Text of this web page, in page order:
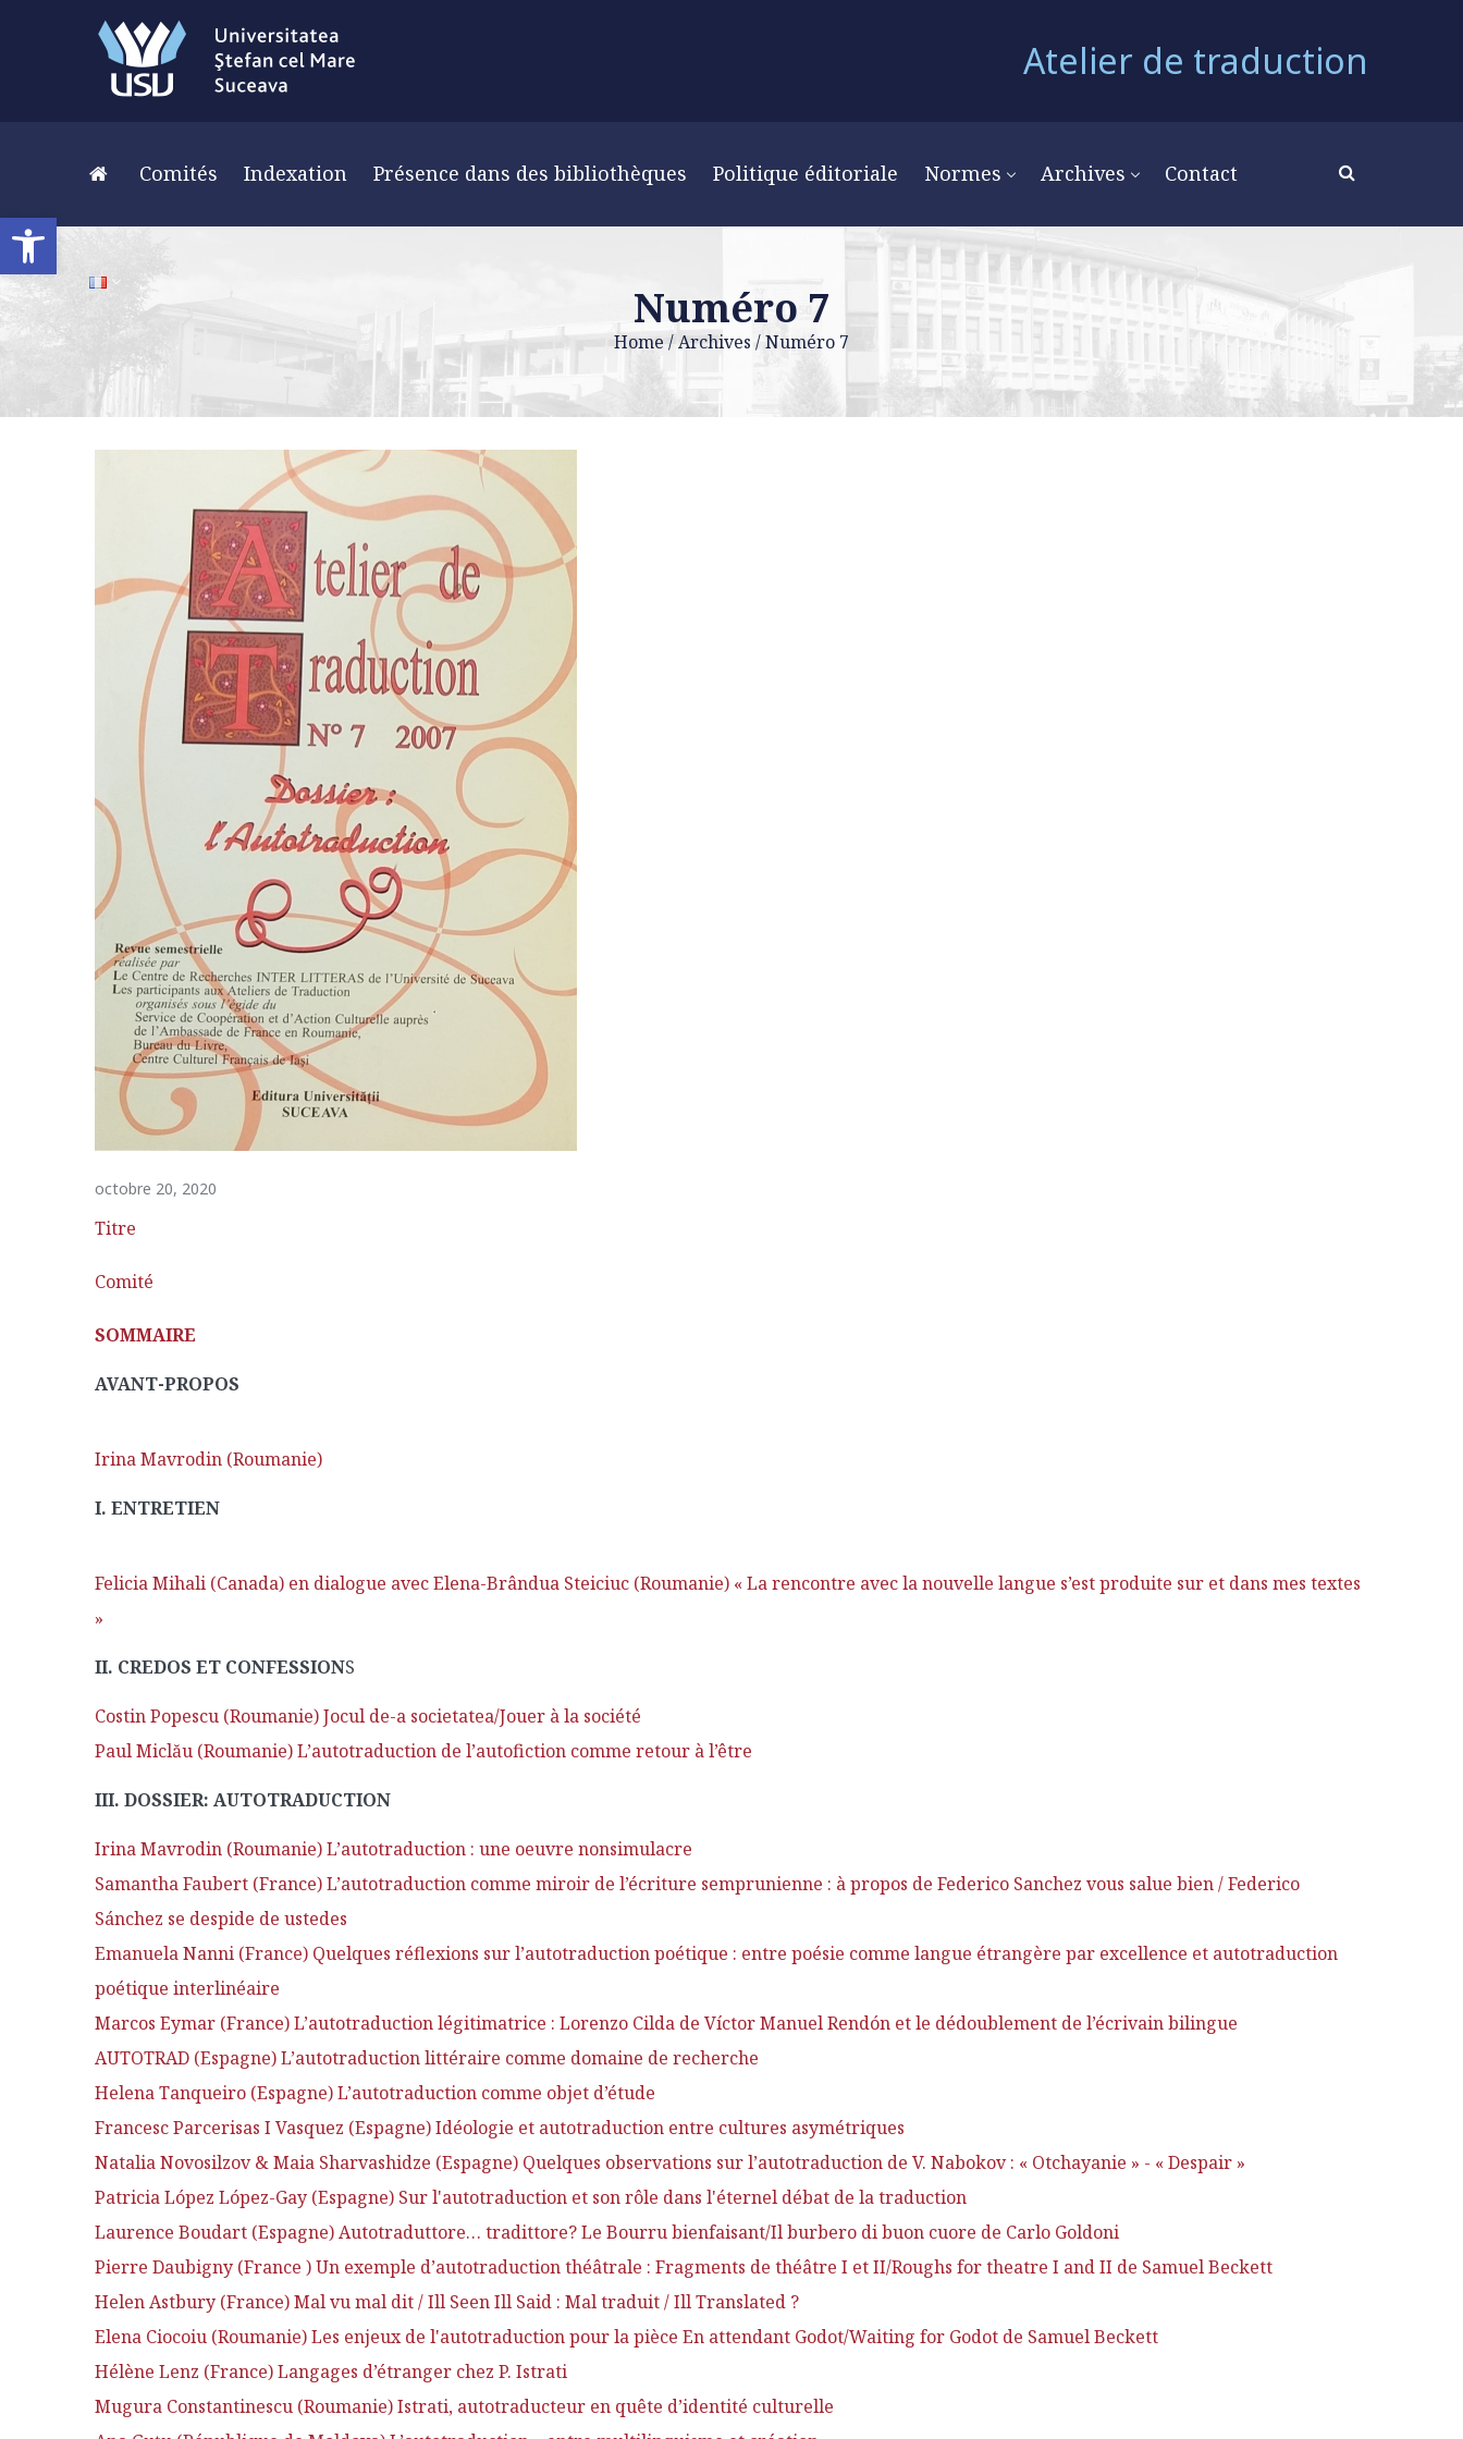
Ouvrir la barre d’outils
Atelier de traduction
Comités Indexation Présence dans des bibliothèques Politique éditoriale Normes Archives Contact
Numéro 7
Home /Archives /Numéro 7
octobre 20, 2020
Titre
Comité
SOMMAIRE
AVANT-PROPOS
Irina Mavrodin (Roumanie)
I. ENTRETIEN
Felicia Mihali (Canada) en dialogue avec Elena-Brândua Steiciuc (Roumanie) « La rencontre avec la nouvelle langue s’est produite sur et dans mes textes
»
II. CREDOS ET CONFESSIONS
Costin Popescu (Roumanie) Jocul de-a societatea/Jouer à la société
Paul Miclău (Roumanie) L’autotraduction de l’autofiction comme retour à l’être
III. DOSSIER: AUTOTRADUCTION
Irina Mavrodin (Roumanie) L’autotraduction : une oeuvre nonsimulacre
Samantha Faubert (France) L’autotraduction comme miroir de l’écriture semprunienne : à propos de Federico Sanchez vous salue bien / Federico
Sánchez se despide de ustedes
Emanuela Nanni (France) Quelques réflexions sur l’autotraduction poétique : entre poésie comme langue étrangère par excellence et autotraduction
poétique interlinéaire
Marcos Eymar (France) L’autotraduction légitimatrice : Lorenzo Cilda de Víctor Manuel Rendón et le dédoublement de l’écrivain bilingue
AUTOTRAD (Espagne) L’autotraduction littéraire comme domaine de recherche
Helena Tanqueiro (Espagne) L’autotraduction comme objet d’étude
Francesc Parcerisas I Vasquez (Espagne) Idéologie et autotraduction entre cultures asymétriques
Natalia Novosilzov & Maia Sharvashidze (Espagne) Quelques observations sur l’autotraduction de V. Nabokov : « Otchayanie » - « Despair »
Patricia López López-Gay (Espagne) Sur l'autotraduction et son rôle dans l'éternel débat de la traduction
Laurence Boudart (Espagne) Autotraduttore… tradittore? Le Bourru bienfaisant/Il burbero di buon cuore de Carlo Goldoni
Pierre Daubigny (France ) Un exemple d’autotraduction théâtrale : Fragments de théâtre I et II/Roughs for theatre I and II de Samuel Beckett
Helen Astbury (France) Mal vu mal dit / Ill Seen Ill Said : Mal traduit / Ill Translated ?
Elena Ciocoiu (Roumanie) Les enjeux de l'autotraduction pour la pièce En attendant Godot/Waiting for Godot de Samuel Beckett
Hélène Lenz (France) Langages d’étranger chez P. Istrati
Mugura Constantinescu (Roumanie) Istrati, autotraducteur en quête d’identité culturelle